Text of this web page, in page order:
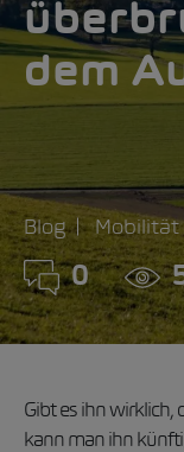
dem
Blog
0
Gibt es ihn wirklich,
kann man ihn